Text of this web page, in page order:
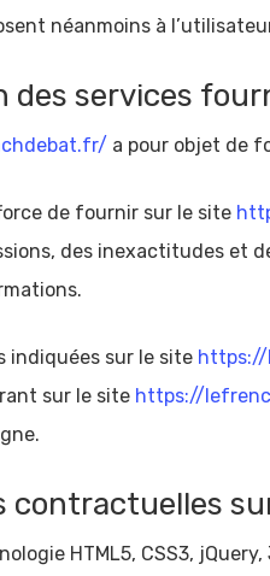
néanmoins à
des services
a pour objet de
de fournir sur le site
des inexactitudes et
indiquées sur le site
sur le site https://
contractuelles
HTML5, CSS3, jQuery,